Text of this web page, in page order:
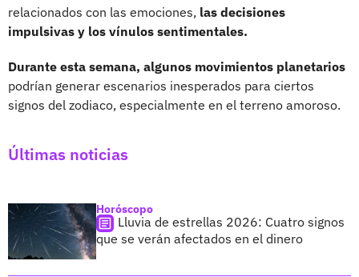
relacionados con las emociones, las decisiones
impulsivas y los vínulos sentimentales.
Durante esta semana, algunos movimientos planetarios
podrían generar escenarios inesperados para ciertos
signos del zodiaco, especialmente en el terreno amoroso.
Últimas noticias
Horóscopo
Lluvia de estrellas 2026: Cuatro signos
que se verán afectados en el dinero